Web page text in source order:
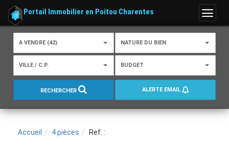
Menu
Portail Immobilier en Poitou Charentes
A VENDRE (42) NATURE DU BIEN
VILLE / C.P. BUDGET
RECHERCHER ALERTE EMAIL
Accueil 4 pièces Ref. :